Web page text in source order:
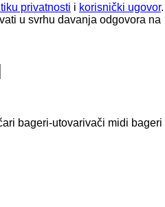
privatnosti i korisnički ugovor.
​​u svrhu davanja odgovora na
bageri-utovarivači midi bageri